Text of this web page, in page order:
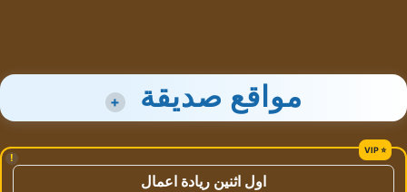
مواقع صديقة +
!
اول اثنين ريادة اعمال